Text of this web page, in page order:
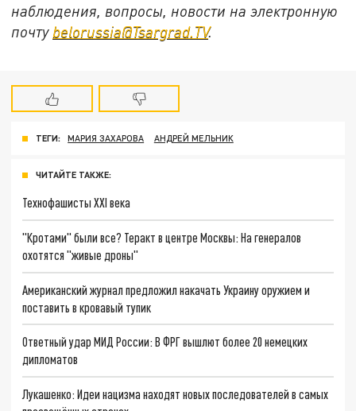
наблюдения, вопросы, новости на электронную
почту belorussia@Tsargrad.TV.
ТЕГИ: МАРИЯ ЗАХАРОВА АНДРЕЙ МЕЛЬНИК
ЧИТАЙТЕ ТАКЖЕ:
Технофашисты XXI века
"Кротами" были все? Теракт в центре Москвы: На генералов
охотятся "живые дроны"
Американский журнал предложил накачать Украину оружием и
поставить в кровавый тупик
Ответный удар МИД России: В ФРГ вышлют более 20 немецких
дипломатов
Лукашенко: Идеи нацизма находят новых последователей в самых